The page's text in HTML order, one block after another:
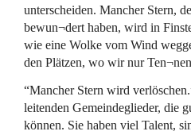
unterscheiden. Mancher Stern,
bewun¬dert haben, wird in
wie eine Wolke vom Wind
den Plätzen, wo wir nur
“Mancher Stern wird
leitenden Gemeindeglieder, die
können. Sie haben viel Talent,